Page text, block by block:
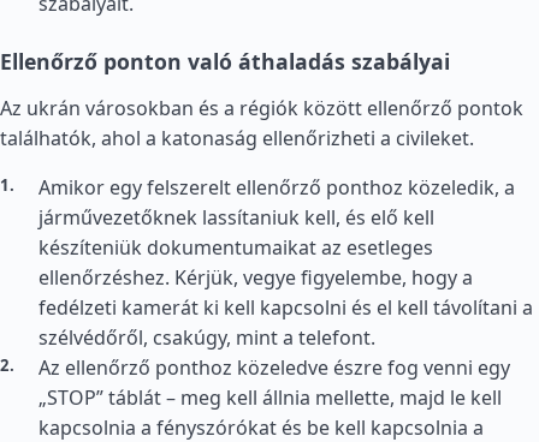
Ellenőrző ponton való áthaladás szabályai
Az ukrán városokban és a régiók között ellenőrző pontok
találhatók, ahol a katonaság ellenőrizheti a civileket.
Amikor egy felszerelt ellenőrző ponthoz közeledik, a
járművezetőknek lassítaniuk kell, és elő kell
készíteniük dokumentumaikat az esetleges
ellenőrzéshez. Kérjük, vegye figyelembe, hogy a
fedélzeti kamerát ki kell kapcsolni és el kell távolítani a
szélvédőről, csakúgy, mint a telefont.
Az ellenőrző ponthoz közeledve észre fog venni egy
„STOP” táblát – meg kell állnia mellette, majd le kell
kapcsolnia a fényszórókat és be kell kapcsolnia a